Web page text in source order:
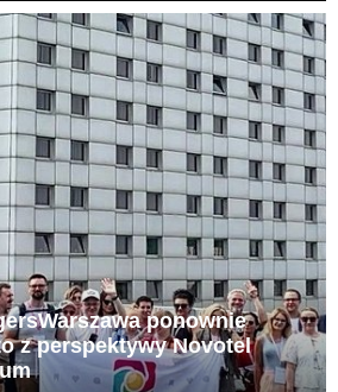
kierunk...
ponownie
z perspektywy Novotel